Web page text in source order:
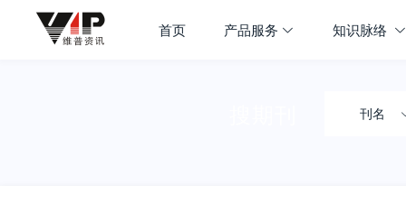
首页 产品服务 知识脉络
刊名